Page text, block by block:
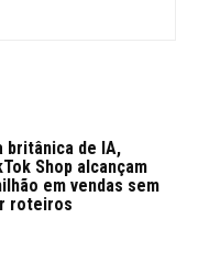
britânica de IA,
Shop alcançam
em vendas sem
roteiros